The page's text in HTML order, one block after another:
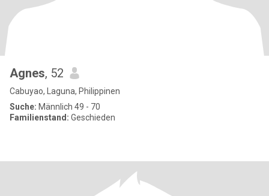
Agnes, 52
Cabuyao, Laguna, Philippinen
Suche: Männlich 49 - 70
Familienstand: Geschieden